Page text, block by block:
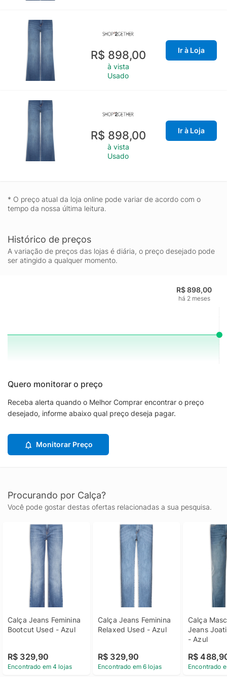
R$ 898,00
à vista
Usado
Ir à Loja
R$ 898,00
à vista
Usado
Ir à Loja
* O preço atual da loja online pode variar de acordo com o
tempo da nossa última leitura.
Histórico de preços
A variação de preços das lojas é diária, o preço desejado pode
ser atingido a qualquer momento.
R$ 898,00
há 2 meses
Quero monitorar o preço
Receba alerta quando o Melhor Comprar encontrar o preço
desejado, informe abaixo qual preço deseja pagar.
Monitorar Preço
Procurando por Calça?
Você pode gostar destas ofertas relacionadas a sua pesquisa.
Calça Jeans Feminina
Bootcut Used - Azul
R$ 329,90
Encontrado em 4 lojas
Calça Jeans Feminina
Relaxed Used - Azul
R$ 329,90
Encontrado em 6 lojas
Calça
Jeans
- Azul
R$
Encontrado